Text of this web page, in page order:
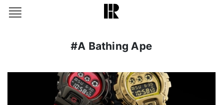
#A Bathing Ape